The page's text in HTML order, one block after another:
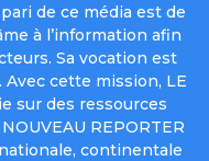
de ce média est de
à l’information afin
Sa vocation est
Avec cette mission, LE
sur des ressources
REPORTER
continentale